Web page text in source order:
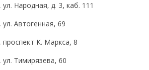
Народная, д. 3, каб. 111
Автогенная, 69
проспект К. Маркса, 8
ул. Тимирязева, 60